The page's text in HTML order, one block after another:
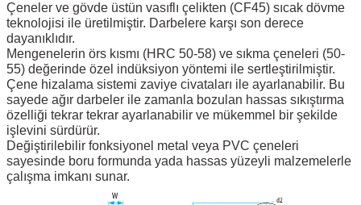
Çeneler ve gövde üstün vasıflı çelikten (CF45) sıcak dövme
teknolojisi ile üretilmiştir. Darbelere karşı son derece
dayanıklıdır.
Mengenelerin örs kısmı (HRC 50-58) ve sıkma çeneleri (50-
55) değerinde özel indüksiyon yöntemi ile sertleştirilmiştir.
Çene hizalama sistemi zaviye civataları ile ayarlanabilir. Bu
sayede ağır darbeler ile zamanla bozulan hassas sıkıştırma
özelliği tekrar tekrar ayarlanabilir ve mükemmel bir şekilde
işlevini sürdürür.
Değiştirilebilir fonksiyonel metal veya PVC çeneleri
sayesinde boru formunda yada hassas yüzeyli malzemelerle
çalışma imkanı sunar.